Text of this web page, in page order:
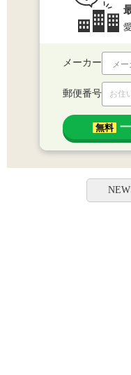
メーカー
郵便番号
無料